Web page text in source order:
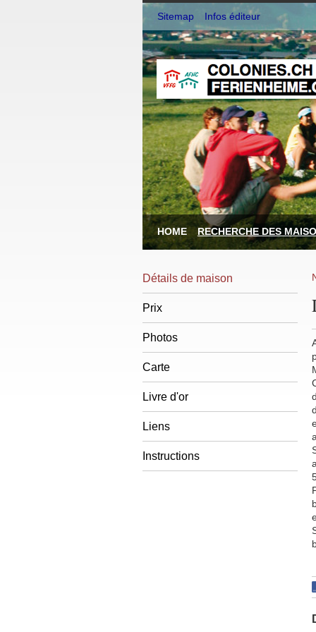
Sitemap Infos éditeur
HOME RECHERCHE DES
Détails de maison
Prix
Photos
Carte
Livre d'or
Liens
Instructions